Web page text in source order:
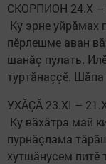
СКОРПИОН 24.X –
Ку эрне уйрăмах
пӗрлешме аван
шанăç пулать.
туртăнаççӗ. Шăпа
УХĂÇĂ 23.XI –
Ку вăхăтра май
пурнăçлама
хутшăнусем питӗ